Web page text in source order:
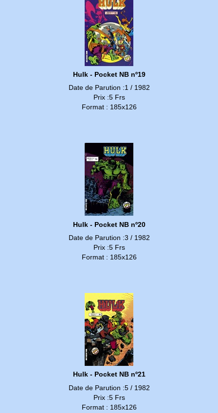
Hulk - Pocket NB nº19
Date de Parution :1 / 1982
Prix :5 Frs
Format : 185x126
Hulk - Pocket NB nº20
Date de Parution :3 / 1982
Prix :5 Frs
Format : 185x126
Hulk - Pocket NB nº21
Date de Parution :5 / 1982
Prix :5 Frs
Format : 185x126